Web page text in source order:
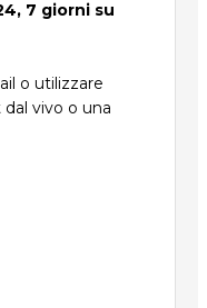
7 giorni su
o utilizzare
vivo o una